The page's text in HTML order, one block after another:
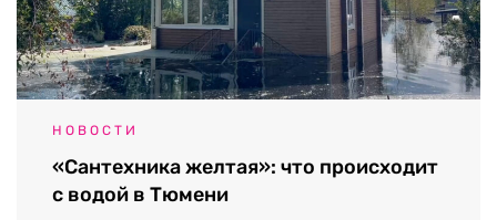
НОВОСТИ
«Сантехника желтая»: что происходит
с водой в Тюмени